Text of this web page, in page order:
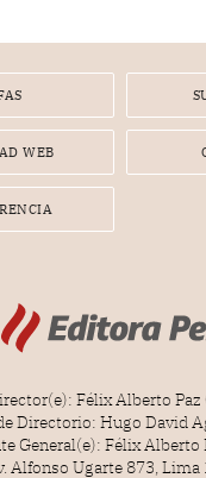
realización de un meet
WEB
Félix Alberto Paz
Directorio: Hugo David
General(e): Félix Alberto
Alfonso Ugarte 873, Lima